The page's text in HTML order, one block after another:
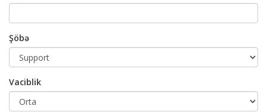
Şöbə
Vaciblik